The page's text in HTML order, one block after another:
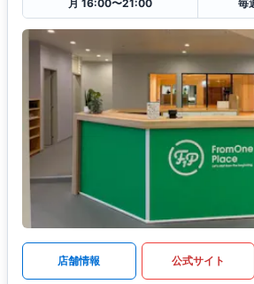
月 16:00〜21:00
毎
店舗情報 公式サイト